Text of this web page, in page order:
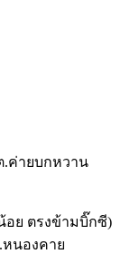
.ค่ายบกหวาน
อย ตรงข้ามบิ๊กซี)
หนองคาย